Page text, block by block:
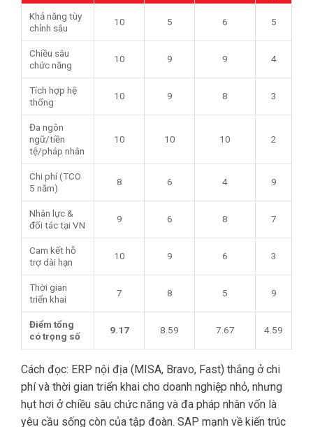
Khả năng tùy
chỉnh sâu
10 5 6 5
Chiều sâu
chức năng
10 9 9 4
Tích hợp hệ
thống
10 9 8 3
Đa ngôn
ngữ/tiền
tệ/pháp nhân
10 10 10 2
Chi phí (TCO
5 năm)
8 6 4 9
Nhân lực &
đối tác tại VN
9 6 8 7
Cam kết hỗ
trợ dài hạn
10 9 6 3
Thời gian
triển khai
7 8 5 9
Điểm tổng
có trọng số
9.17 8.59 7.67 4.59
Cách đọc: ERP nội địa (MISA, Bravo, Fast) thắng ở chi
phí và thời gian triển khai cho doanh nghiệp nhỏ, nhưng
hụt hơi ở chiều sâu chức năng và đa pháp nhân vốn là
yêu cầu sống còn của tập đoàn. SAP mạnh về kiến trúc